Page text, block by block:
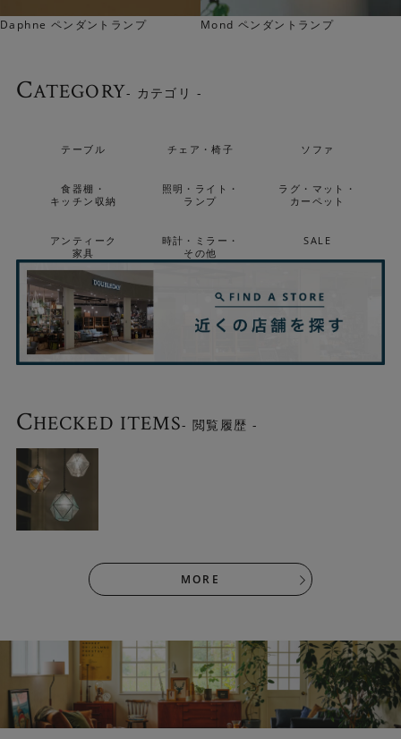
選べる3色
シンプルな「クリア」、クラシカルな「ブルー」、あたた
かみのある「アンバー」から選べます。
ペンダントランプ Mond ペンダントランプ
CATEGORY- カテゴリ -
テーブル チェア・椅子 ソファ
食器棚・
キッチン収納
照明・ライト・
ランプ
ラグ・マット・
カーペット
アンティーク
家具
時計・ミラー・
その他
SALE
CHECKED ITEMS- 閲覧履歴 -
MORE